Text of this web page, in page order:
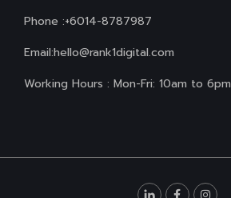
Phone :+6014-8787987
Email:hello@rank1digital.com
Working Hours : Mon-Fri: 10am to 6pm